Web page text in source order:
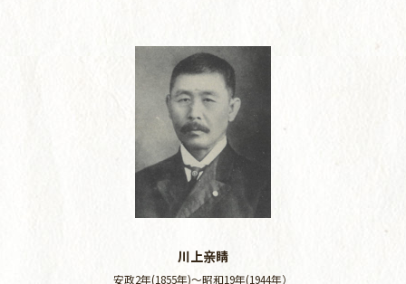
川上亲睛
安政2年(1855年)～昭和19年(1944年）